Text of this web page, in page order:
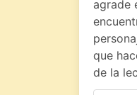
agrade
que
de la